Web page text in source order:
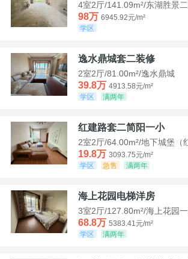
4室2厅/141.09m²/东湖胜景
98万 6945.92元/m²
学区
逸水鼎城套二装修
2室2厅/81.00m²/逸水鼎城
39.8万 4913.58元/m²
学区
满两年
红建路套二简阳一小
2室2厅/64.00m²/地下城堡（
19.8万 3093.75元/m²
学区
急售 满两年
海上花园电梯洋房
3室2厅/127.80m²/海上花园
68.8万 5383.41元/m²
学区
满两年